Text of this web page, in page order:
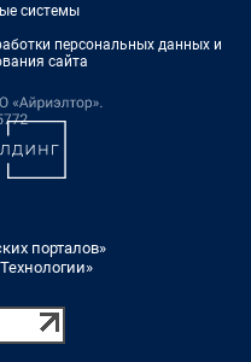
системы
персональных данных и
сайта
порталов»